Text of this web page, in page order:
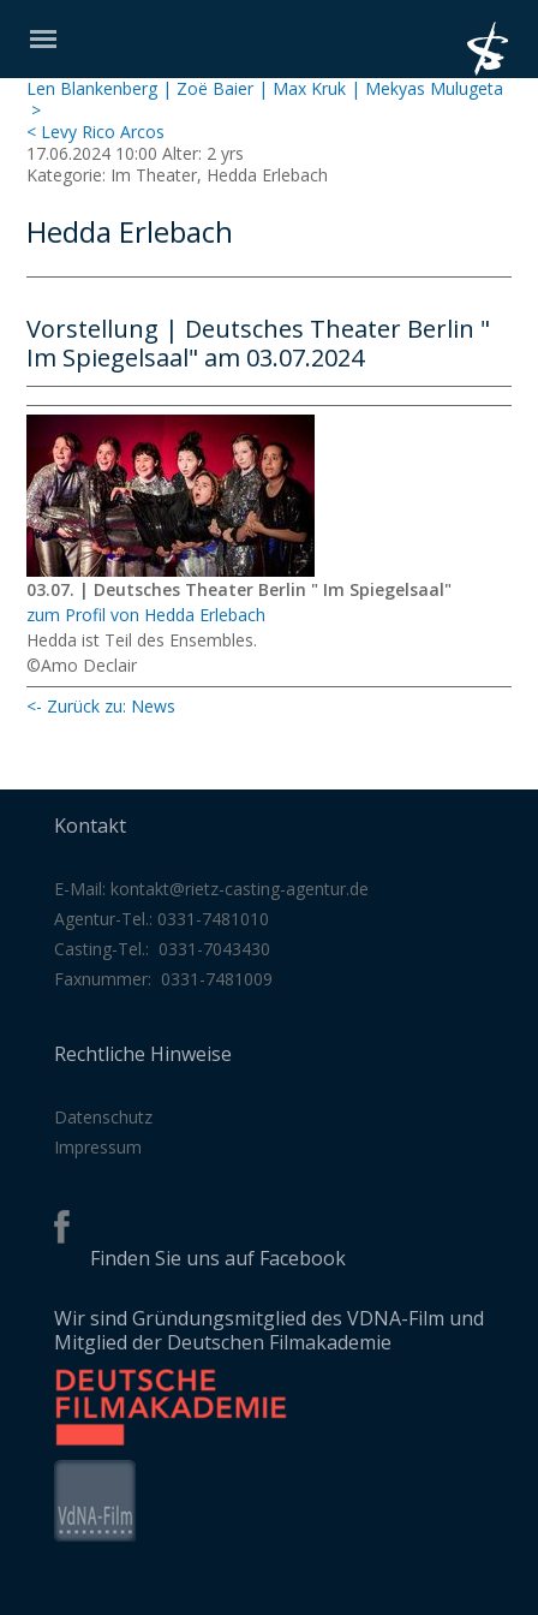
Len Blankenberg | Zoë Baier | Max Kruk | Mekyas Mulugeta
>
< Levy Rico Arcos
17.06.2024 10:00 Alter: 2 yrs
Kategorie: Im Theater, Hedda Erlebach
Hedda Erlebach
Vorstellung | Deutsches Theater Berlin "
Im Spiegelsaal" am 03.07.2024
03.07. | Deutsches Theater Berlin " Im Spiegelsaal"
zum Profil von Hedda Erlebach
Hedda ist Teil des Ensembles.
©Amo Declair
<- Zurück zu: News
Kontakt
E-Mail: kontakt@rietz-casting-agentur.de
Agentur-Tel.: 0331-7481010
Casting-Tel.: 0331-7043430
Faxnummer: 0331-7481009
Rechtliche Hinweise
Datenschutz
Impressum
Finden Sie uns auf Facebook
Wir sind Gründungsmitglied des VDNA-Film und
Mitglied der Deutschen Filmakademie